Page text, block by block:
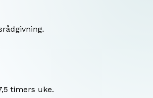
timers uke.